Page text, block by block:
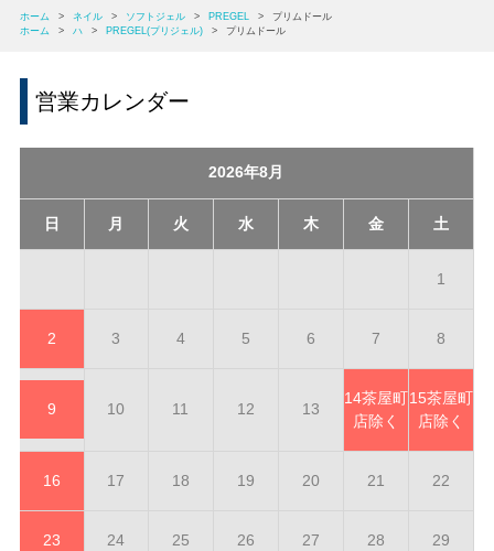
ホーム > ネイル > ソフトジェル > PREGEL >
プリムドール
ホーム
> ハ > PREGEL(プリジェル) > プリムドール
営業カレンダー
2026年8月
日 月 火 水 木 金 土
1
2 3 4 5 6 7 8
9 10 11 12 13
14茶屋町
店除く
15茶屋町
店除く
16 17 18 19 20 21 22
23 24 25 26 27 28 29